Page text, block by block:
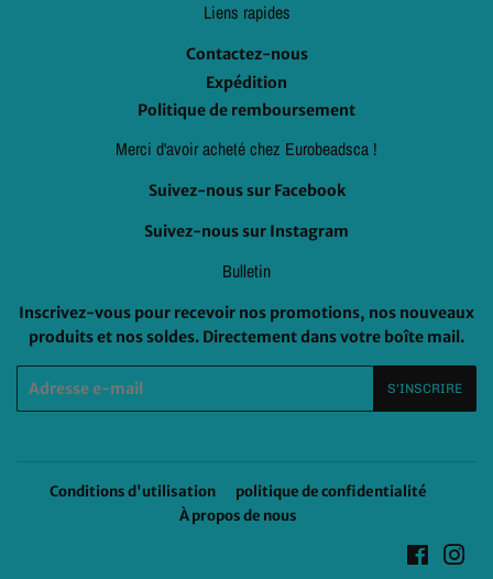
Liens rapides
Contactez-nous
Expédition
Politique de remboursement
Merci d'avoir acheté chez Eurobeadsca !
Suivez-nous sur Facebook
Suivez-nous sur Instagram
Bulletin
Inscrivez-vous pour recevoir nos promotions, nos nouveaux
produits et nos soldes. Directement dans votre boîte mail.
E-
S'INSCRIRE
Conditions d'utilisation
politique de confidentialité
À propos de nous